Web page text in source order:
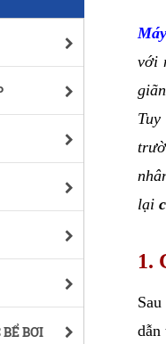
BƠI
với
lại
1.